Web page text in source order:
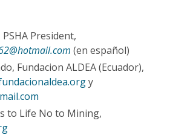
President,
(en español)
Fundacion ALDEA (Ecuador),
y
to Life No to Mining,